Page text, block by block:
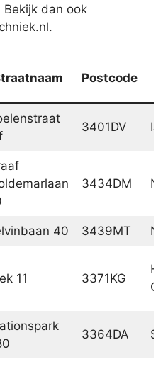
dan ook
Postcode
3401DV
3434DM
40 3439MT
11 3371KG
3364DA